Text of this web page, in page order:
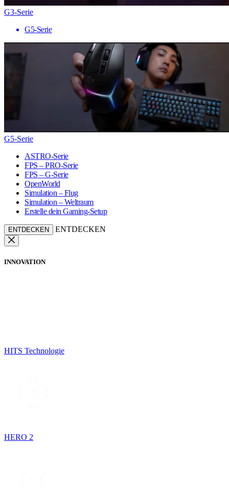
G3-Serie
G5-Serie
G5-Serie
ASTRO-Serie
FPS – PRO-Serie
FPS – G-Serie
OpenWorld
Simulation – Flug
Simulation – Weltraum
Erstelle dein Gaming-Setup
ENTDECKEN ENTDECKEN
INNOVATION
HITS Technologie
HERO 2